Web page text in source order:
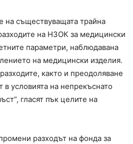
на съществуващата трайна
на НЗОК за медицински
параметри, наблюдавана
на медицински изделия.
както и преодоляване
в условията на непрекъснато
гласят пък целите на
разходът на фонда за